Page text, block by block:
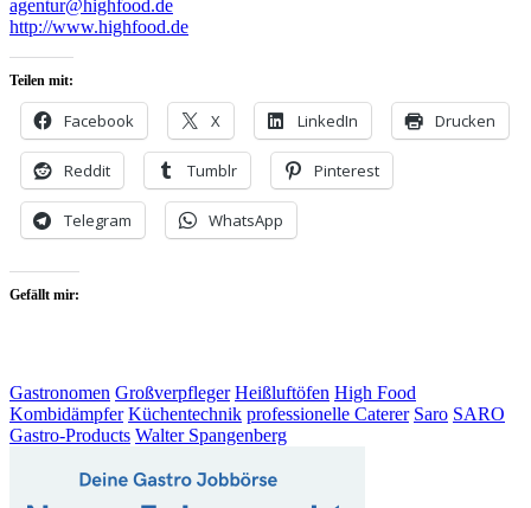
agentur@highfood.de
http://www.highfood.de
Teilen mit:
Facebook X LinkedIn Drucken
Reddit Tumblr Pinterest
Telegram WhatsApp
Gefällt mir:
Gastronomen Großverpfleger Heißluftöfen High Food
Kombidämpfer Küchentechnik professionelle Caterer Saro SARO
Gastro-Products Walter Spangenberg